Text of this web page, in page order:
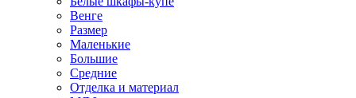
Венге
Размер
Маленькие
Большие
Средние
Отделка и материал